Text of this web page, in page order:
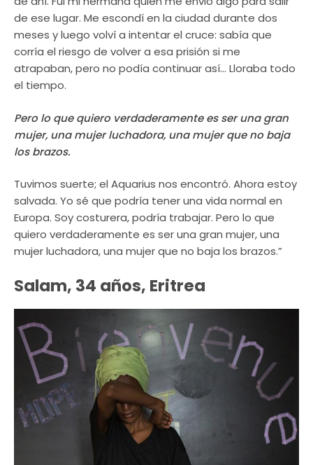
de ese lugar. Me escondí en la ciudad durante dos
meses y luego volví a intentar el cruce: sabía que
corría el riesgo de volver a esa prisión si me
atrapaban, pero no podía continuar así… Lloraba todo
el tiempo.
Pero lo que quiero verdaderamente es ser una gran
mujer, una mujer luchadora, una mujer que no baja
los brazos.
Tuvimos suerte; el Aquarius nos encontró. Ahora estoy
salvada. Yo sé que podría tener una vida normal en
Europa. Soy costurera, podría trabajar. Pero lo que
quiero verdaderamente es ser una gran mujer, una
mujer luchadora, una mujer que no baja los brazos.”
Salam, 34 años, Eritrea